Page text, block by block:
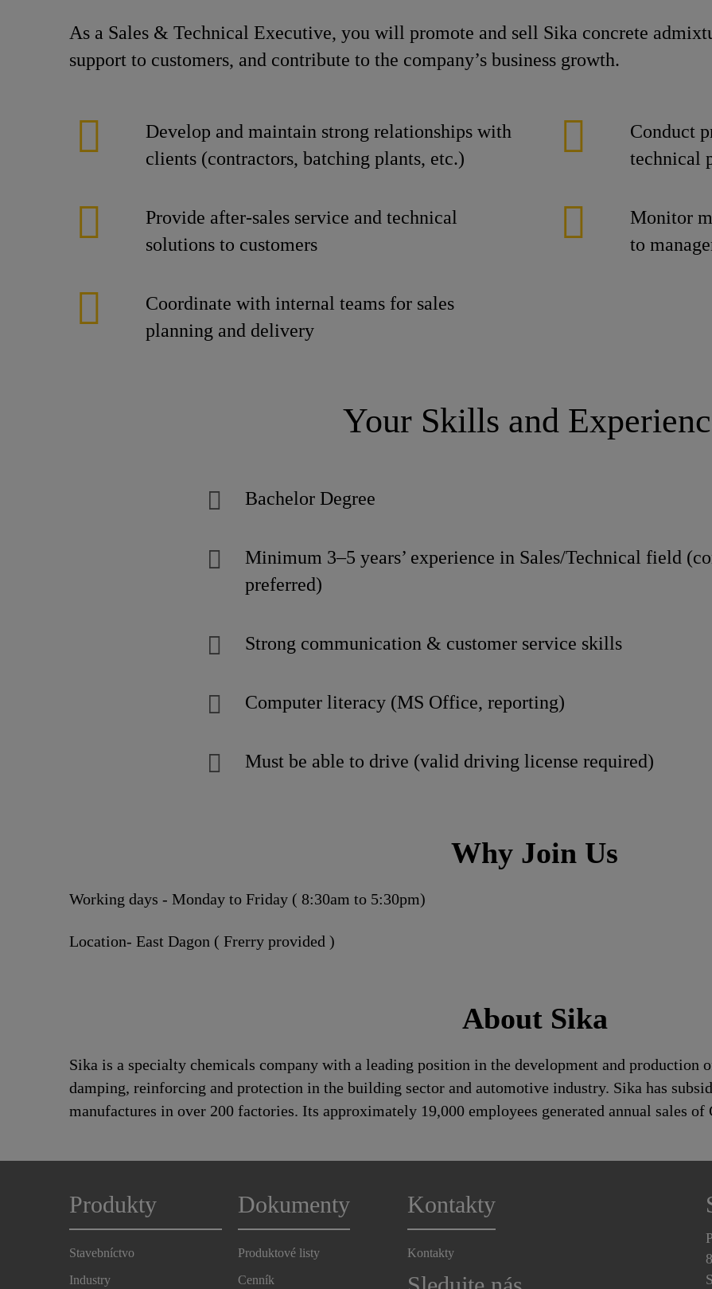
As a Sales & Technical Executive, you will promote and sell Sika concrete
support to customers, and contribute to the company’s business growth.
Develop and maintain strong relationships with
clients (contractors, batching plants, etc.)
Conduct
technical
Provide after-sales service and technical
solutions to customers
Monitor
to
Coordinate with internal teams for sales
planning and delivery
Your Skills and
Bachelor Degree
Minimum 3–5 years’ experience in Sales/Technical field
preferred)
Strong communication & customer service skills
Computer literacy (MS Office, reporting)
Must be able to drive (valid driving license required)
Why Join Us
Working days - Monday to Friday ( 8:30am to 5:30pm)
Location- East Dagon ( Frerry provided )
About Sika
Sika is a specialty chemicals company with a leading position in the development and production
damping, reinforcing and protection in the building sector and automotive industry. Sika has
manufactures in over 200 factories. Its approximately 19,000 employees generated annual sales
Produkty
Stavebníctvo
Industry
Dokumenty
Produktové listy
Cenník
Kontakty
Kontakty